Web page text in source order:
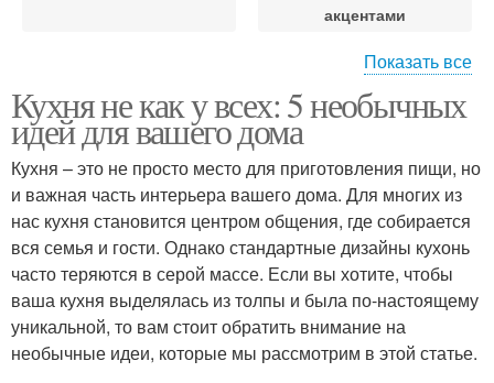
акцентами
стеной
Главный акцент
Кухни в квартире
Показать все
Кухня не как у всех: 5 необычных
идей для вашего дома
Кухня – это не просто место для приготовления пищи, но
и важная часть интерьера вашего дома. Для многих из
нас кухня становится центром общения, где собирается
вся семья и гости. Однако стандартные дизайны кухонь
часто теряются в серой массе. Если вы хотите, чтобы
ваша кухня выделялась из толпы и была по-настоящему
уникальной, то вам стоит обратить внимание на
необычные идеи, которые мы рассмотрим в этой статье.